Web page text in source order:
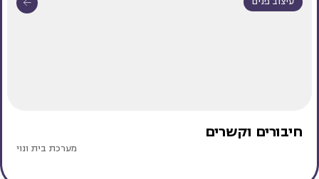
חיבורים וקשרים
מערכת בית ונוי